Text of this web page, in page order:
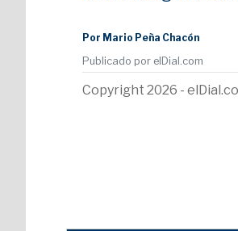
Por Mario Peña Chacón
Publicado por elDial.com
Copyright 2026 -